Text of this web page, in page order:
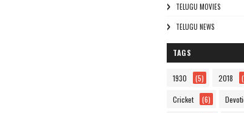
TELUGU MOVIES
TELUGU NEWS
TAGS
1930 (5) 2018
Cricket (6)